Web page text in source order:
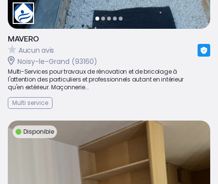
MAVERO
Aucun avis
Noisy-le-Grand (93160)
Multi-Services pour travaux de rénovation et de bricolage à
l'attention des particuliers et professionnels autant en intérieur
qu'en extérieur. Maçonnerie...
Multi service
Disponible